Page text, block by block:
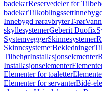
badekarReservedeler for
badekarTilkoblingssett
Innebygd røravbryterT-rør
skyllesystemerGeberit Duofix
SystemveggerSkinnesystemer
SkinnesystemerBekledninger
TilbehørInstallasjonselementer
Installasjonselementer
Elementer for toaletter
Elementer for servanterBidé-